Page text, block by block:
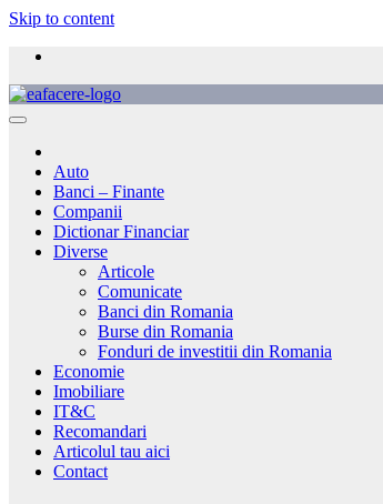
Skip to content
Auto
Banci – Finante
Companii
Dictionar Financiar
Diverse
Articole
Comunicate
Banci din Romania
Burse din Romania
Fonduri de investitii din Romania
Economie
Imobiliare
IT&C
Recomandari
Articolul tau aici
Contact